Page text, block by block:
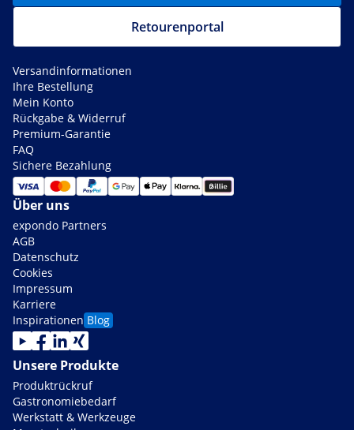
Retourenportal
Versandinformationen
Ihre Bestellung
Mein Konto
Rückgabe & Widerruf
Premium-Garantie
FAQ
Sichere Bezahlung
Über uns
expondo Partners
AGB
Datenschutz
Cookies
Impressum
Karriere
Inspirationen Blog
Unsere Produkte
Produktrückruf
Gastronomiebedarf
Werkstatt & Werkzeuge